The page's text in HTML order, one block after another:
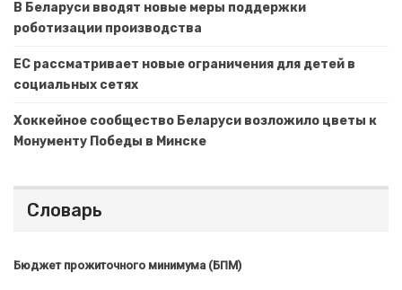
В Беларуси вводят новые меры поддержки
роботизации производства
ЕС рассматривает новые ограничения для детей в
социальных сетях
Хоккейное сообщество Беларуси возложило цветы к
Монументу Победы в Минске
Словарь
Бюджет прожиточного минимума (БПМ)